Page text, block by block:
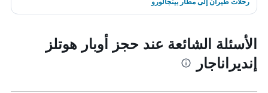
الأسئلة الشائعة عند حجز أوبار هوتلز
إنديراناجار